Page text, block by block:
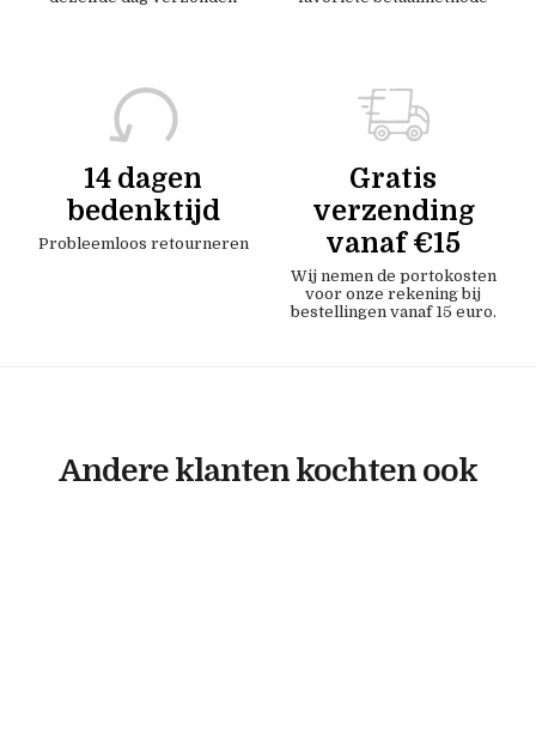
14 dagen
bedenktijd
Probleemloos retourneren
Gratis
verzending
vanaf €15
Wij nemen de portokosten
voor onze rekening bij
bestellingen vanaf 15 euro.
Andere klanten kochten ook